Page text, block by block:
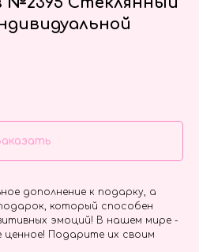
дополнение к подарку, а
который способен
эмоций! В нашем мире -
Подарите их своим